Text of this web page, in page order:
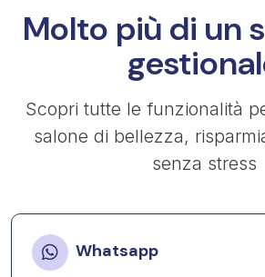
Molto più di un
Scopri tutte le funzionalità
salone di bellezza,
senza stress
Whatsapp